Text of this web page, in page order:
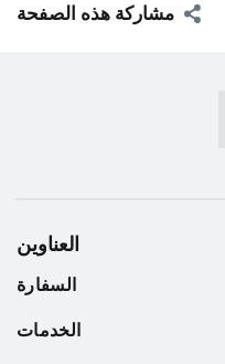
مشاركة هذه الصفحة
العناوين
السفارة
الخدمات